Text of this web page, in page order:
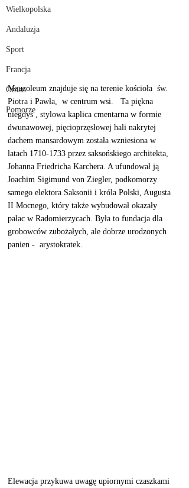
Wielkopolska
Andaluzja
Sport
Francja
Oman
Pomorze
Mauzoleum znajduje się na terenie kościoła  św.
Piotra i Pawła,  w centrum wsi.   Ta piękna
niegdyś , stylowa kaplica cmentarna w formie
dwunawowej, pięcioprzęsłowej hali nakrytej
dachem mansardowym została wzniesiona w
latach 1710-1733 przez saksońskiego architekta,
Johanna Friedricha Karchera. A ufundował ją
Joachim Sigimund von Ziegler, podkomorzy
samego elektora Saksonii i króla Polski, Augusta
II Mocnego, który także wybudował okazały
pałac w Radomierzycach. Była to fundacja dla
grobowców zubożałych, ale dobrze urodzonych
panien -  arystokratek.
Elewacja przykuwa uwagę upiornymi czaszkami